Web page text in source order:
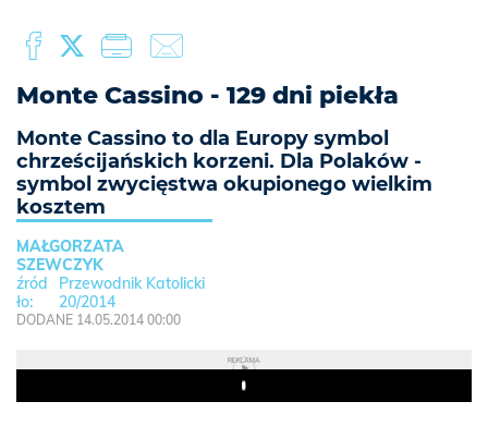
Monte Cassino - 129 dni piekła
Monte Cassino to dla Europy symbol
chrześcijańskich korzeni. Dla Polaków -
symbol zwycięstwa okupionego wielkim
kosztem
MAŁGORZATA
SZEWCZYK
Przewodnik Katolicki
20/2014
DODANE 14.05.2014 00:00
REKLAMA
Play